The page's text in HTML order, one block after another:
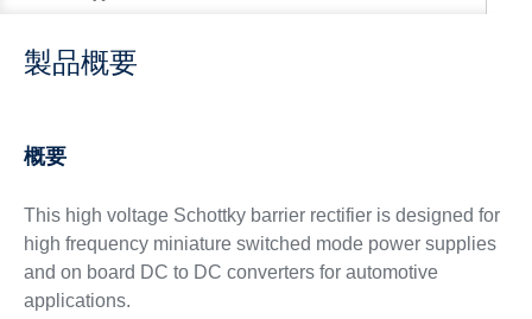
製品概要
概要
This high voltage Schottky barrier rectifier is designed for
high frequency miniature switched mode power supplies
and on board DC to DC converters for automotive
applications.